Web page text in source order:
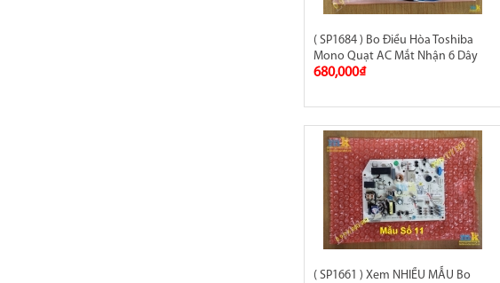
( SP1684 ) Bo Điều Hòa Toshiba
Mono Quạt AC Mắt Nhận 6 Dây
680,000₫
( SP1661 ) Xem NHIỀU MẪU Bo